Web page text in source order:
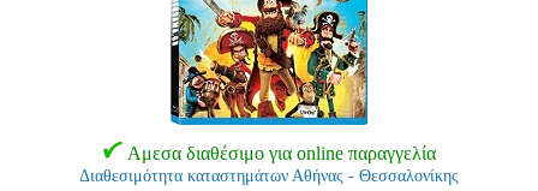
Αμεσα διαθέσιμο για online παραγγελία
Διαθεσιμότητα καταστημάτων Αθήνας - Θεσσαλονίκης